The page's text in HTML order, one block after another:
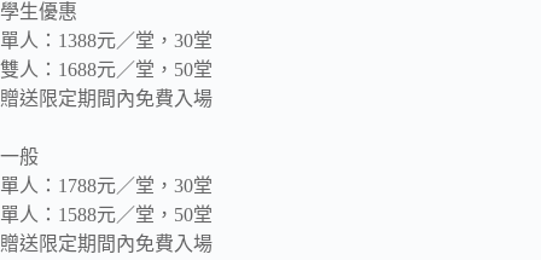
學生優惠
單人：1388元／堂，30堂
雙人：1688元／堂，50堂
贈送限定期間內免費入場
一般
單人：1788元／堂，30堂
單人：1588元／堂，50堂
贈送限定期間內免費入場